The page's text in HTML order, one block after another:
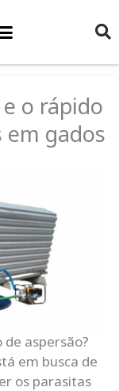
o rápido
gados
aspersão?
em busca de
os parasitas